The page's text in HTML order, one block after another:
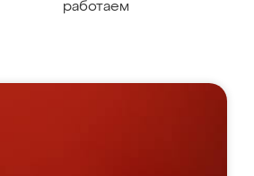
работаем